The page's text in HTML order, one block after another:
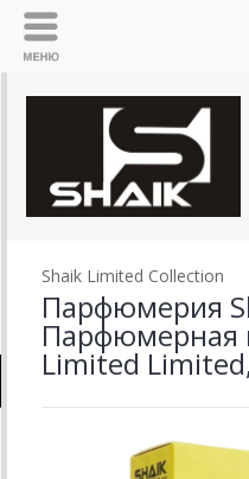
Shaik Limited Collection
Парфюмерия
Парфюмерная
Limited